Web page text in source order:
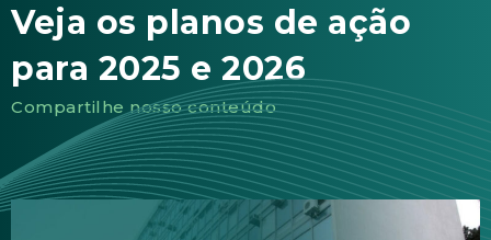
Veja os planos de ação
para 2025 e 2026
Compartilhe nosso conteúdo